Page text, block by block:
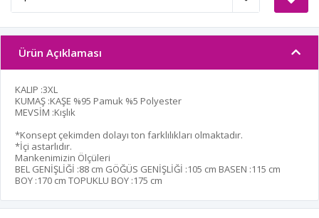
Ürün Açıklaması
KALIP :3XL
KUMAŞ :KAŞE %95 Pamuk %5 Polyester
MEVSİM :Kışlık
*Konsept çekimden dolayı ton farklılıkları olmaktadır.
*İçi astarlıdır.
Mankenimizin Ölçüleri
BEL GENİŞLİĞİ :88 cm GÖĞÜS GENİŞLİĞİ :105 cm BASEN :115 cm
BOY :170 cm TOPUKLU BOY :175 cm